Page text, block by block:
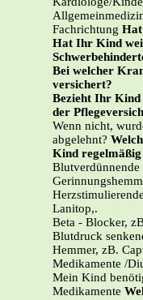
Fachrichtung
Hat Ihr Kind
Bei welcher
versichert?
Bezieht Ihr Kind
der
Wenn nicht,
abgelehnt?
Kind regelmäßig
Lanitop,.
Beta - Blocker,
Blutdruck
Hemmer, zB.
Medikamente /
Mein Kind
Medikamente